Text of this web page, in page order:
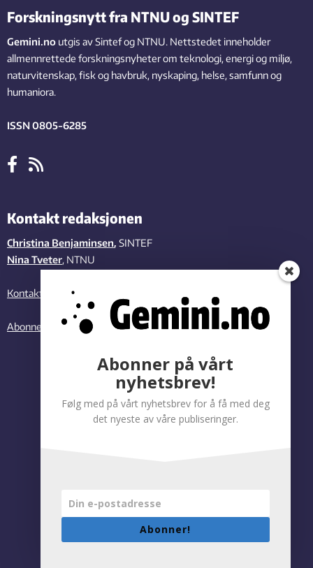
Forskningsnytt fra NTNU og SINTEF
Gemini.no utgis av Sintef og NTNU. Nettstedet inneholder
allmennrettede forskningsnyheter om teknologi, energi og miljø,
naturvitenskap, fisk og havbruk, nyskaping, helse, samfunn og
humaniora.
ISSN 0805-6285
Kontakt redaksjonen
Christina Benjaminsen, SINTEF
Nina Tveter, NTNU
Kontakt oss
Abonner på vårt nyhetsbrev
Personvernregler|Tilgjengelighetserklæring
Abonner på vårt
nyhetsbrev!
Følg med på vårt nyhetsbrev for å få med deg
det nyeste av våre publiseringer.
Abonner!